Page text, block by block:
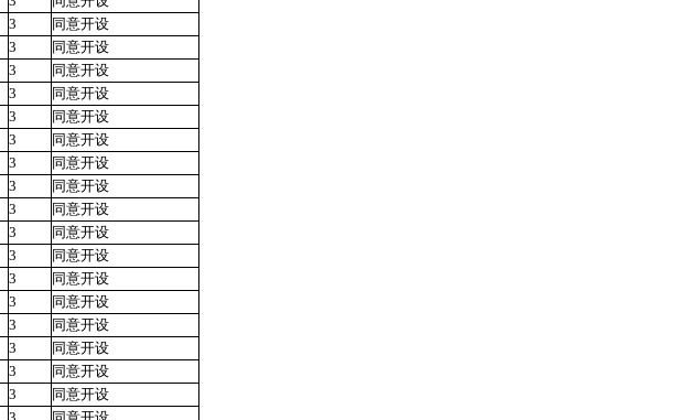
3
同意开设
3
同意开设
3
同意开设
3
同意开设
3
同意开设
3
同意开设
3
同意开设
3
同意开设
3
同意开设
3
同意开设
3
同意开设
3
同意开设
3
同意开设
3
同意开设
3
同意开设
3
同意开设
3
同意开设